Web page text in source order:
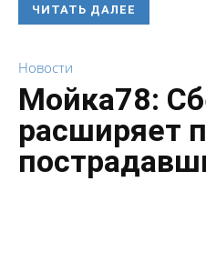
ЧИТАТЬ ДАЛЕЕ
Новости
Мойка78:
расширяет